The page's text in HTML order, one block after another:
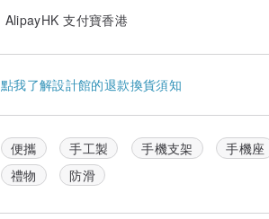
AlipayHK 支付寶香港
點我了解設計館的退款換貨須知
便攜 手工製 手機支架 手機座
禮物
防滑